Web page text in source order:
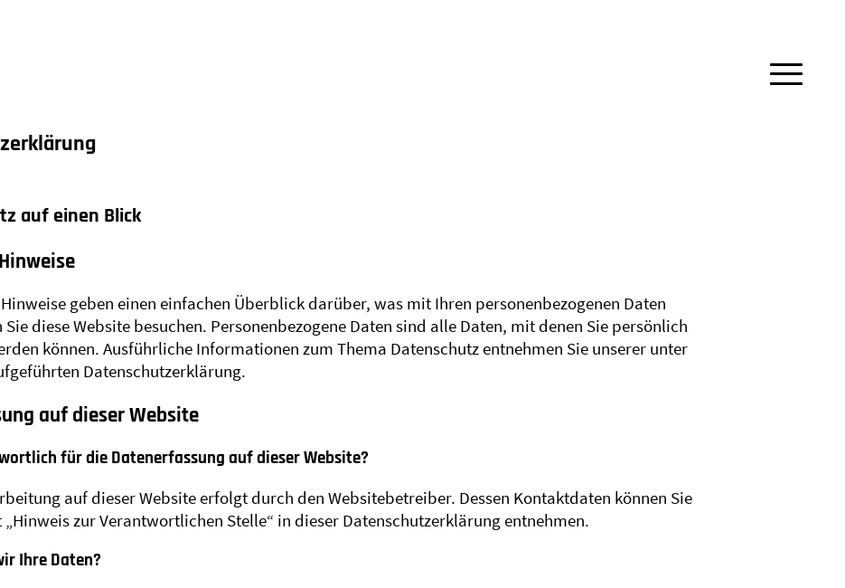
auf einen Blick
geben einen einfachen Überblick darüber, was mit Ihren personenbezogenen Daten
diese Website besuchen. Personenbezogene Daten sind alle Daten, mit denen Sie persönlich
können. Ausführliche Informationen zum Thema Datenschutz entnehmen Sie unserer unter
Datenschutzerklärung.
auf dieser Website
für die Datenerfassung auf dieser Website?
auf dieser Website erfolgt durch den Websitebetreiber. Dessen Kontaktdaten können Sie
zur Verantwortlichen Stelle“ in dieser Datenschutzerklärung entnehmen.
Ihre Daten?